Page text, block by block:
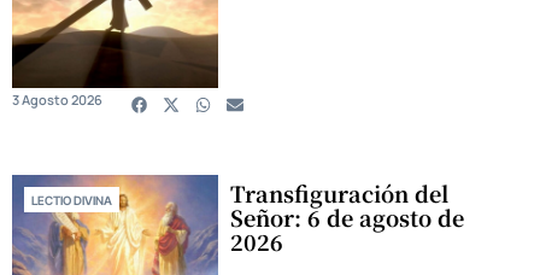
3 Agosto 2026
LECTIO DIVINA Transfiguración del
Señor: 6 de agosto de
2026